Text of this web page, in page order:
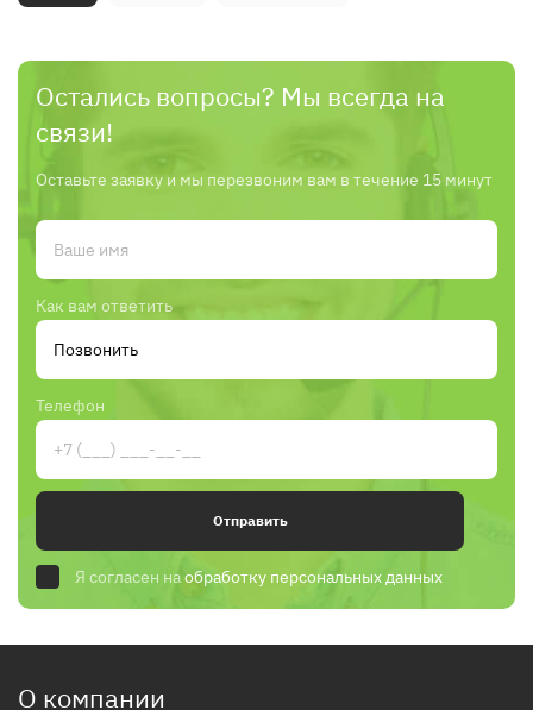
Остались вопросы? Мы всегда на
связи!
Оставьте заявку и мы перезвоним вам в течение 15 минут
Как вам ответить
Телефон
Отправить
Я согласен наобработку персональных данных
О компании